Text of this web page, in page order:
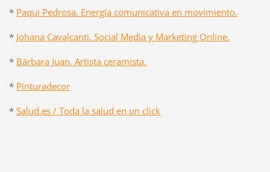
* Paqui Pedrosa. Energía comunicativa en movimiento.
* Johana Cavalcanti. Social Media y Marketing Online.
* Bárbara Juan. Artista ceramista.
* Pinturadecor
* Salud.es / Toda la salud en un click